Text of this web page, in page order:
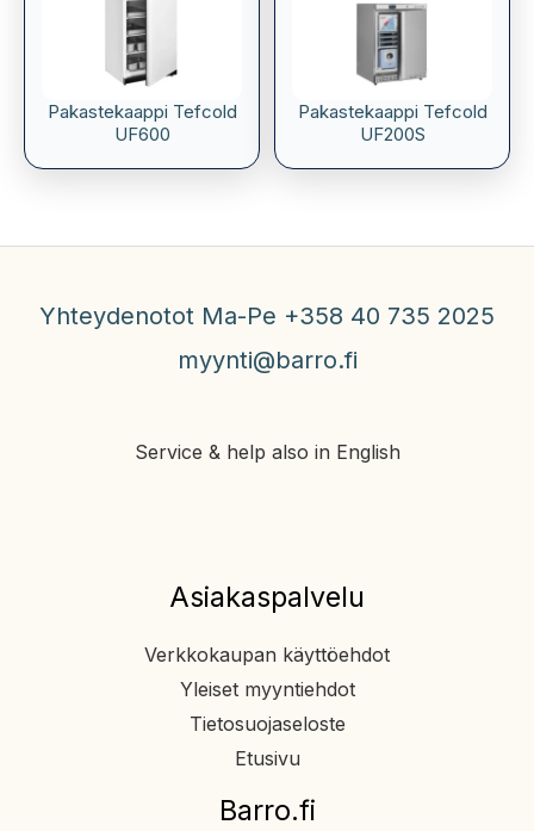
Pakastekaappi Tefcold
UF600
Pakastekaappi Tefcold
UF200S
Yhteydenotot Ma-Pe +358 40 735 2025
myynti@barro.fi
Service & help also in English
Asiakaspalvelu
Verkkokaupan käyttöehdot
Yleiset myyntiehdot
Tietosuojaseloste
Etusivu
Barro.fi